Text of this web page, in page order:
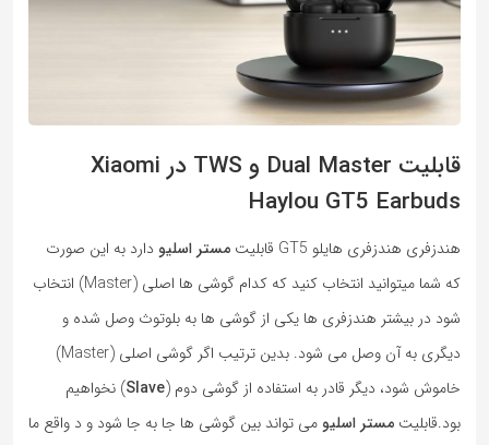
قابلیت Dual Master و TWS در Xiaomi
Haylou GT5 Earbuds
هندزفری هندزفری هایلو GT5 قابلیت مستر اسلیو دارد به این صورت
که شما میتوانید انتخاب کنید که کدام گوشی ها اصلی (Master) انتخاب
شود در بیشتر هندزفری ها یکی از گوشی ها به بلوتوث وصل شده و
دیگری به آن وصل می شود. بدین ترتیب اگر گوشی اصلی (Master)
خاموش شود، دیگر قادر به استفاده از گوشی دوم (Slave) نخواهیم
بود.قابلیت مستر اسلیو می تواند بین گوشی ها جا به جا شود و د واقع ما